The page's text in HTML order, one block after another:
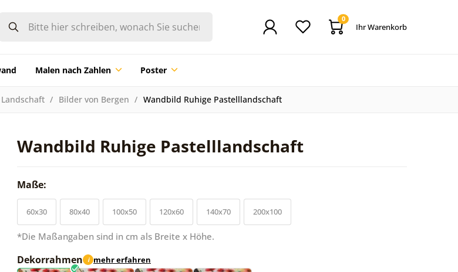
0
Ihr Warenkorb
Malen nach Zahlen Poster
Bilder von Bergen Wandbild Ruhige Pastelllandschaft
Wandbild Ruhige Pastelllandschaft
Maße:
60x30 80x40 100x50 120x60 140x70 200x100
*Die Maßangaben sind in cm als Breite x Höhe.
Dekorrahmen i mehr erfahren